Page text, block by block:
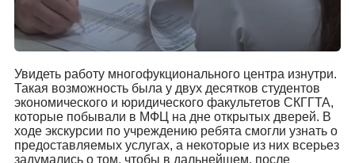
Увидеть работу многофукционального центра изнутри.
Такая возможность была у двух десятков студентов
экономического и юридического факультетов СКГГТА,
которые побывали в МФЦ на дне открытых дверей. В
ходе экскурсии по учреждению ребята смогли узнать о
предоставляемых услугах, а некоторые из них всерьез
задумались о том, чтобы в дальнейшем, после